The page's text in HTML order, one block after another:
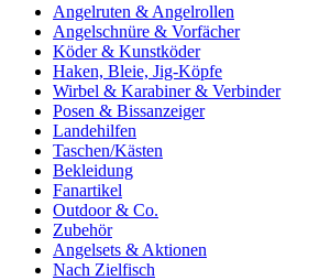
Angelruten & Angelrollen
Angelschnüre & Vorfächer
Köder & Kunstköder
Haken, Bleie, Jig-Köpfe
Wirbel & Karabiner & Verbinder
Posen & Bissanzeiger
Landehilfen
Taschen/Kästen
Bekleidung
Fanartikel
Outdoor & Co.
Zubehör
Angelsets & Aktionen
Nach Zielfisch